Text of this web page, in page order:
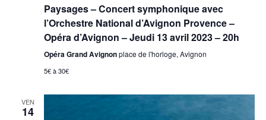
Paysages – Concert symphonique avec
l’Orchestre National d’Avignon Provence –
Opéra d’Avignon – Jeudi 13 avril 2023 – 20h
Opéra Grand Avignonplace de l'horloge, Avignon
5€ à 30€
VEN
14